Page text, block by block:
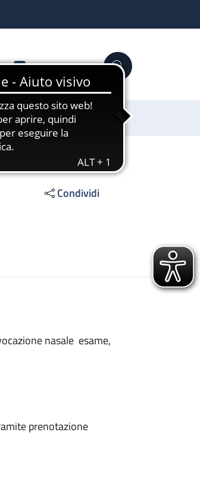
LinkedinYouTube Cerca
Condividi
nasale esame,
prenotazione